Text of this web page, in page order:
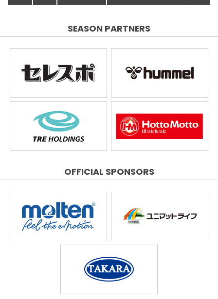
SEASON PARTNERS
OFFICIAL SPONSORS